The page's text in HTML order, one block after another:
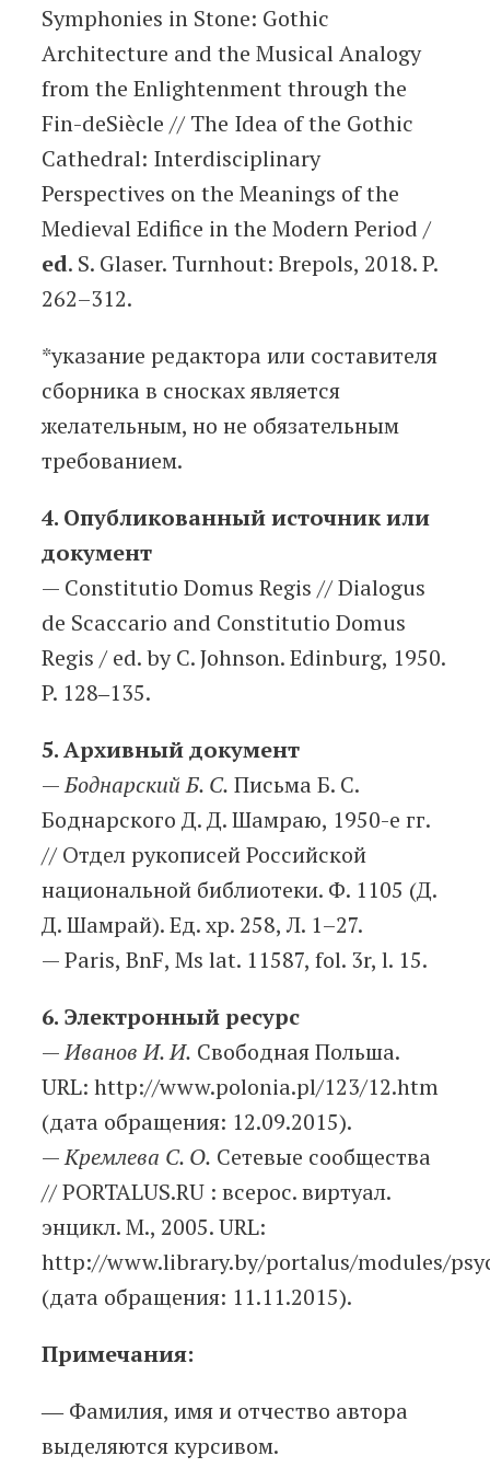
Symphonies in Stone: Gothic
Architecture and the Musical Analogy
from the Enlightenment through the
Fin-deSiècle // The Idea of the Gothic
Cathedral: Interdisciplinary
Perspectives on the Meanings of the
Medieval Edifice in the Modern Period /
ed. S. Glaser. Turnhout: Brepols, 2018. P.
262–312.
*указание редактора или составителя
сборника в сносках является
желательным, но не обязательным
требованием.
4. Опубликованныйисточникили
документ
— Constitutio Domus Regis // Dialogus
de Scaccario and Constitutio Domus
Regis / ed. by C. Johnson. Edinburg, 1950.
P. 128‒135.
5. Архивный документ
—Боднарский Б. С. Письма Б. С.
Боднарского Д. Д. Шамраю, 1950-е гг.
// Отдел рукописей Российской
национальной библиотеки. Ф. 1105 (Д.
Д. Шамрай). Ед. хр. 258, Л. 1–27.
— Paris, BnF, Ms lat. 11587, fol. 3r, l. 15.
6. Электронный ресурс
—Иванов И. И. Свободная Польша.
URL: http://www.polonia.pl/123/12.htm
(дата обращения: 12.09.2015).
—Кремлева С. О. Сетевые сообщества
// PORTALUS.RU : всерос. виртуал.
энцикл. М., 2005. URL:
http://www.library.by/portalus/modules/
(дата обращения: 11.11.2015).
Примечания:
― Фамилия, имя и отчество автора
выделяются курсивом.